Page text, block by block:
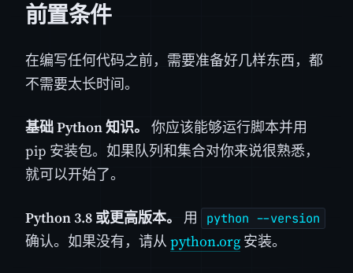
前置条件
在编写任何代码之前，需要准备好几样东西，都
不需要太长时间。
基础 Python 知识。 你应该能够运行脚本并用
pip 安装包。如果队列和集合对你来说很熟悉，
就可以开始了。
Python 3.8 或更高版本。 用 python --version
确认。如果没有，请从 python.org 安装。